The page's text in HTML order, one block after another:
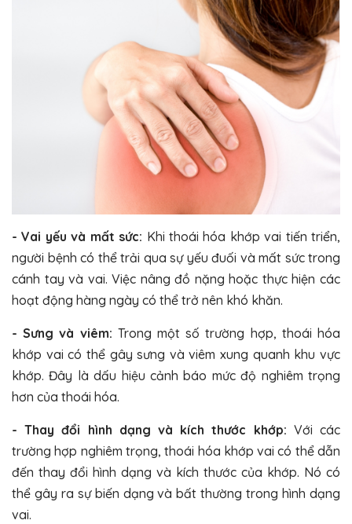
- Vai yếu và mất sức: Khi thoái hóa khớp vai tiến triển,
người bệnh có thể trải qua sự yếu đuối và mất sức trong
cánh tay và vai. Việc nâng đồ nặng hoặc thực hiện các
hoạt động hàng ngày có thể trở nên khó khăn.
- Sưng và viêm: Trong một số trường hợp, thoái hóa
khớp vai có thể gây sưng và viêm xung quanh khu vực
khớp. Đây là dấu hiệu cảnh báo mức độ nghiêm trọng
hơn của thoái hóa.
- Thay đổi hình dạng và kích thước khớp: Với các
trường hợp nghiêm trọng, thoái hóa khớp vai có thể dẫn
đến thay đổi hình dạng và kích thước của khớp. Nó có
thể gây ra sự biến dạng và bất thường trong hình dạng
vai.